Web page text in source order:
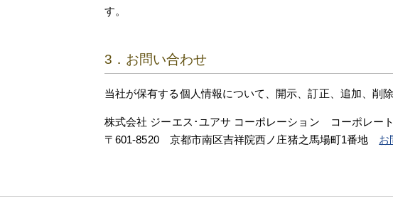
す。
3．お問い合わせ
当社が保有する個人情報について、開示、訂正、追加、削
株式会社 ジーエス･ユアサ コーポレーション コーポレート
〒601-8520 京都市南区吉祥院西ノ庄猪之馬場町1番地 お